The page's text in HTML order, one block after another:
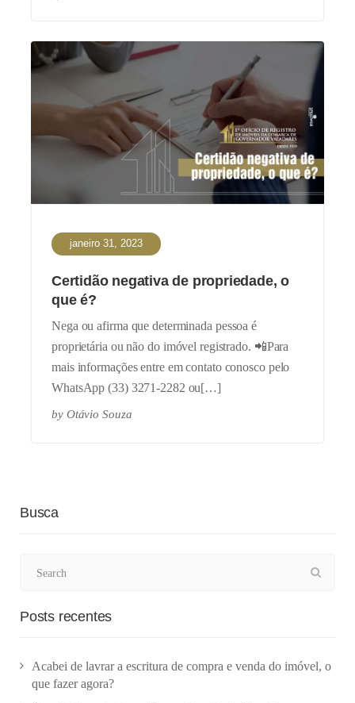
janeiro 31, 2023
Certidão negativa de propriedade, o
que é?
Nega ou afirma que determinada pessoa é
proprietária ou não do imóvel registrado. 📲Para
mais informações entre em contato conosco pelo
WhatsApp (33) 3271-2282 ou[…]
by Otávio Souza
Busca
Posts recentes
Acabei de lavrar a escritura de compra e venda do imóvel, o
que fazer agora?